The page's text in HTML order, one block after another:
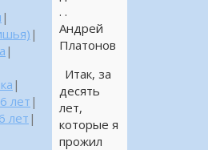
. .
Андрей
Платонов
Итак, за
десять
лет,
которые я
прожил
|
|
|
|
лет |
лет |